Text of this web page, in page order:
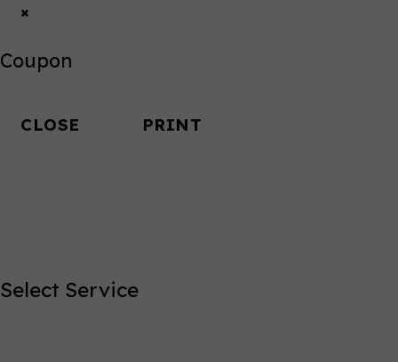
×
Coupon
CLOSE PRINT
Select Service